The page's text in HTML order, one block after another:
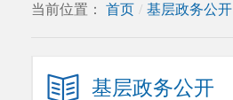
当前位置： 首页 / 基层政务公开
基层政务公开